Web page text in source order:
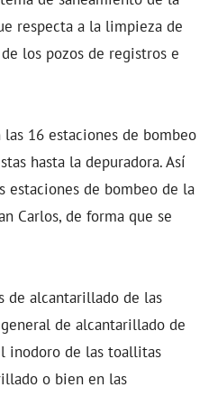
respecta a la limpieza de
los pozos de registros e
16 estaciones de bombeo
hasta la depuradora. Así
de bombeo de la
Carlos, de forma que se
de alcantarillado de las
de alcantarillado de
inodoro de las toallitas
o bien en las